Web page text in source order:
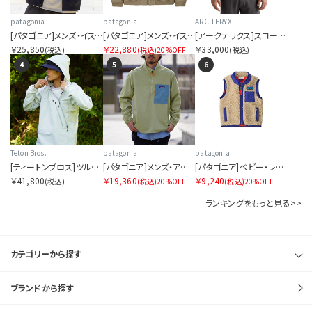
patagonia
[パタゴニア]メンズ・イスマス・アンラインド・ジャケット
￥25,850(税込)
patagonia
[パタゴニア]メンズ・イスマス・デック・ジャケット
￥22,880(税込)20%OFF
ARC'TERYX
[アークテリクス]スコーミッシュ フーディ メンズ
￥33,000(税込)
4
Teton Bros.
[ティートンブロス]ツルギ ライト ジャケット
￥41,800(税込)
5
patagonia
[パタゴニア]メンズ・アウトドア・エブリデー・マースピアル
￥19,360(税込)20%OFF
6
patagonia
[パタゴニア]ベビー・レトロX・ベスト
￥9,240(税込)20%OFF
ランキングをもっと見る>>
カテゴリーから探す
ブランドから探す